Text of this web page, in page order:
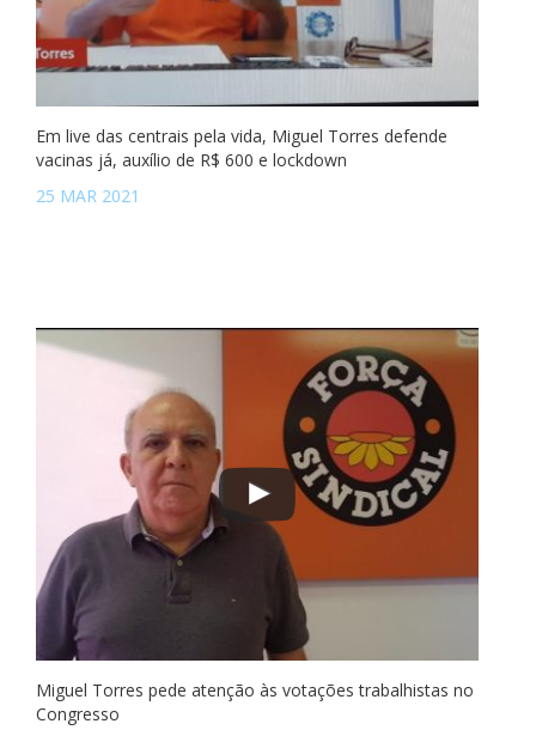
Em live das centrais pela vida, Miguel Torres defende
vacinas já, auxílio de R$ 600 e lockdown
25 MAR 2021
Miguel Torres pede atenção às votações trabalhistas no
Congresso